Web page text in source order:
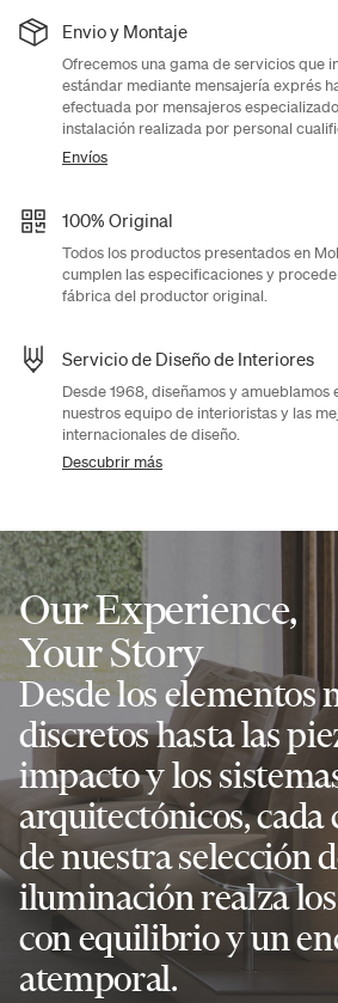
Envio y Montaje
Ofrecemos una gama de servicios que
estándar mediante mensajería exprés
efectuada por mensajeros
instalación realizada por personal
Envíos
100% Original
Todos los productos presentados en
cumplen las especificaciones y
fábrica del productor original.
Servicio de Diseño de Interiores
Desde 1968, diseñamos y amueblamos
nuestros equipo de interioristas y las
internacionales de diseño.
Descubrir más
Our Experience,
Your Story
Desde los elementos
discretos hasta las
impacto y los
arquitectónicos,
de nuestra selección
iluminación realza
con equilibrio y un
atemporal.